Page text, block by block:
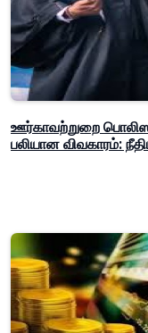
ஊர்காவற்றுறை
பலியான விவகாரம்: